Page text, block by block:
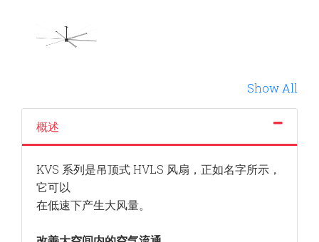
Show All
概述
KVS 系列是吊顶式 HVLS 风扇，正如名字所示，
它可以
在低速下产生大风量。